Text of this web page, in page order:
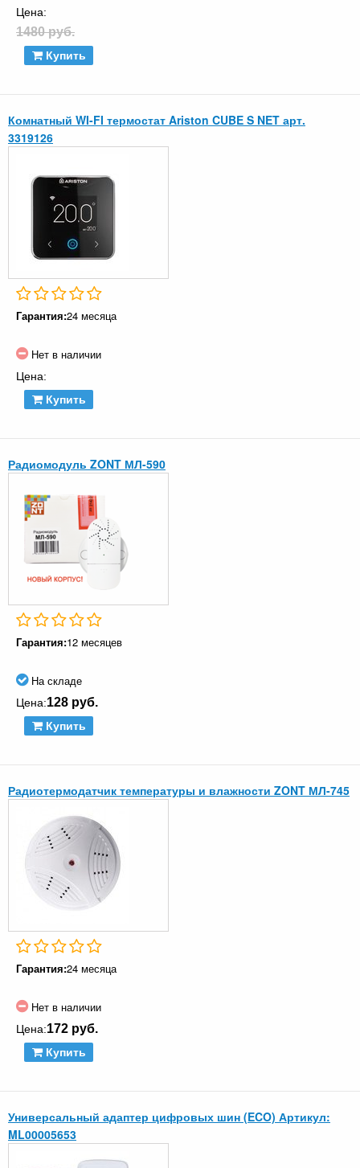
Цена:
1480 руб.
Купить
Комнатный WI-FI термостат Ariston CUBE S NET арт.
3319126
Гарантия:24 месяца
Нет в наличии
Цена:
Купить
Радиомодуль ZONT МЛ-590
Гарантия:12 месяцев
На складе
Цена:128 руб.
Купить
Радиотермодатчик температуры и влажности ZONT МЛ-745
Гарантия:24 месяца
Нет в наличии
Цена:172 руб.
Купить
Универсальный адаптер цифровых шин (ECO) Артикул:
ML00005653